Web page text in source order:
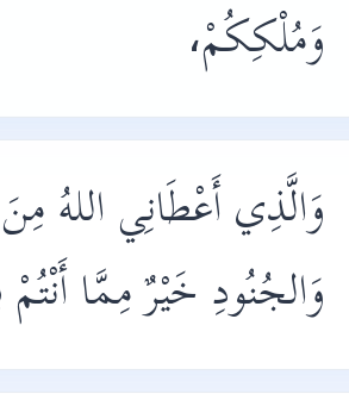
وَمُلْكِكُمْ،
وَالَّذِي أَعْطَانِي اللهُ
وَالجُنُودِ خَيْرٌ مِمَّا أَنْتُمْ